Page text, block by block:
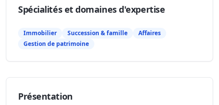
Spécialités et domaines d'expertise
Immobilier Succession & famille
Affaires
Gestion de patrimoine
Présentation